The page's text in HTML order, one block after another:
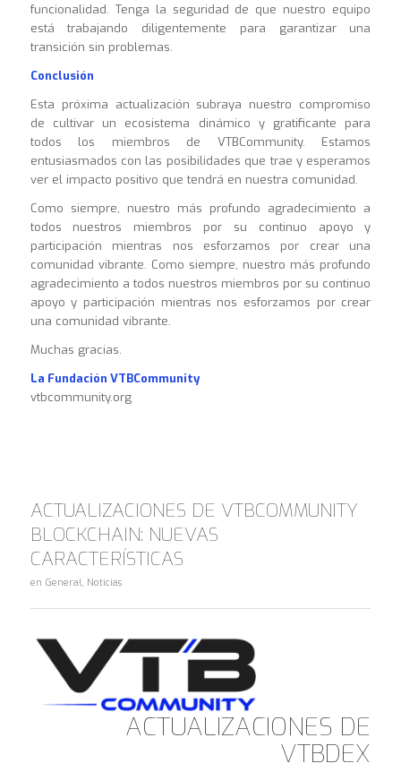
funcionalidad. Tenga la seguridad de que nuestro equipo
está trabajando diligentemente para garantizar una
transición sin problemas.
Conclusión
Esta próxima actualización subraya nuestro compromiso
de cultivar un ecosistema dinámico y gratificante para
todos los miembros de VTBCommunity. Estamos
entusiasmados con las posibilidades que trae y esperamos
ver el impacto positivo que tendrá en nuestra comunidad.
Como siempre, nuestro más profundo agradecimiento a
todos nuestros miembros por su continuo apoyo y
participación mientras nos esforzamos por crear una
comunidad vibrante. Como siempre, nuestro más profundo
agradecimiento a todos nuestros miembros por su continuo
apoyo y participación mientras nos esforzamos por crear
una comunidad vibrante.
Muchas gracias.
La Fundación VTBCommunity
vtbcommunity.org
ACTUALIZACIONES DE VTBCOMMUNITY
BLOCKCHAIN: NUEVAS
CARACTERÍSTICAS
en General, Noticias
ACTUALIZACIONES DE
VTBDEX